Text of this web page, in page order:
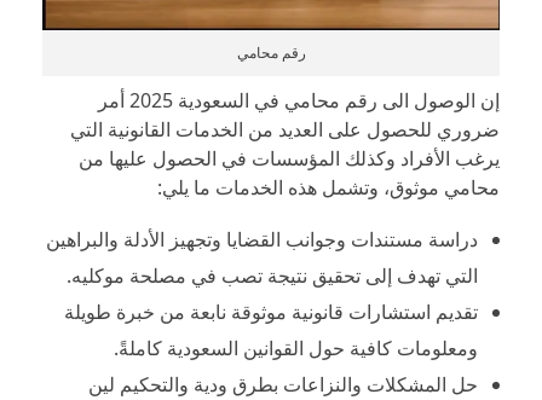
رقم محامي
إن الوصول الى رقم محامي في السعودية 2025 أمر
ضروري للحصول على العديد من الخدمات القانونية التي
يرغب الأفراد وكذلك المؤسسات في الحصول عليها من
محامي موثوق، وتشمل هذه الخدمات ما يلي:
دراسة مستندات وجوانب القضايا وتجهيز الأدلة والبراهين
التي تهدف إلى تحقيق نتيجة تصب في مصلحة موكليه.
تقديم استشارات قانونية موثوقة نابعة من خبرة طويلة
ومعلومات كافية حول القوانين السعودية كاملةً.
حل المشكلات والنزاعات بطرق ودية والتحكيم لين